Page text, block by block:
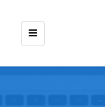
نمایش